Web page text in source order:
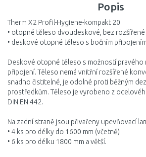
Popis
Therm X2 Profil-Hygiene-kompakt 20
• otopné těleso dvoudeskové, bez
• deskové otopné těleso s bočním připojením
Deskové otopné těleso s možností pravého
připojení. Těleso nemá vnitřní rozšířené
snadno čistitelné, je odolné proti běžným
prostředkům. Těleso je vyrobeno z
DIN EN 442.
Na zadní straně jsou přivařeny upevňovací
• 4 ks pro délky do 1600 mm (včetně)
• 6 ks pro délku 1800 mm a větší.